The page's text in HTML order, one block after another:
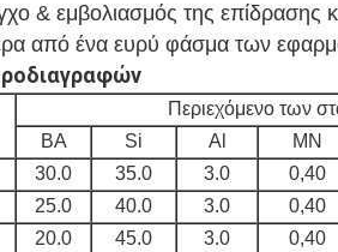
& εμβολιασμός της επίδρασης
από ένα ευρύ φάσμα των
Περιεχόμενο των
BA
Si Al ΜΝ
30.0 35.0 3.0 0,40
25.0 40.0 3.0 0,40
20.0 45.0 3.0 0,40